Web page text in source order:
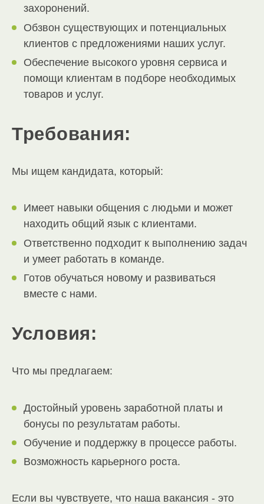
захоронений.
Обзвон существующих и потенциальных
клиентов с предложениями наших услуг.
Обеспечение высокого уровня сервиса и
помощи клиентам в подборе необходимых
товаров и услуг.
Требования:
Мы ищем кандидата, который:
Имеет навыки общения с людьми и может
находить общий язык с клиентами.
Ответственно подходит к выполнению задач
и умеет работать в команде.
Готов обучаться новому и развиваться
вместе с нами.
Условия:
Что мы предлагаем:
Достойный уровень заработной платы и
бонусы по результатам работы.
Обучение и поддержку в процессе работы.
Возможность карьерного роста.
Если вы чувствуете, что наша вакансия - это